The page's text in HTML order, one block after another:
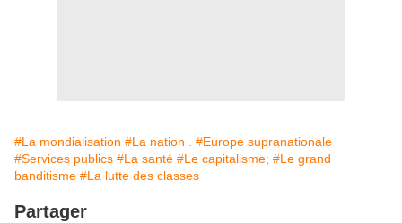
#La mondialisation #La nation .
#Europe supranationale
#Services publics #La santé #Le capitalisme; #Le grand
banditisme #La lutte des classes
Partager